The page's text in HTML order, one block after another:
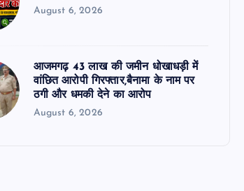
August 6, 2026
आजमगढ़ 43 लाख की जमीन धोखाधड़ी में
वांछित आरोपी गिरफ्तार,बैनामा के नाम पर
ठगी और धमकी देने का आरोप
August 6, 2026